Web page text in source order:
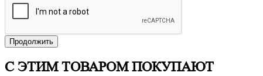
Продолжить
С ЭТИМ ТОВАРОМ ПОКУПАЮТ